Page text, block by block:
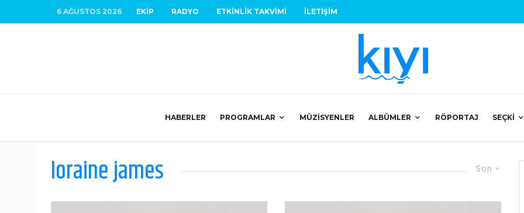
6 AĞUSTOS 2026 EKIP RADYO ETKINLIK TAKVIMI İLETIŞIM
HABERLER PROGRAMLAR MÜZISYENLER ALBÜMLER RÖPORTAJ SEÇKI
Son
loraine james